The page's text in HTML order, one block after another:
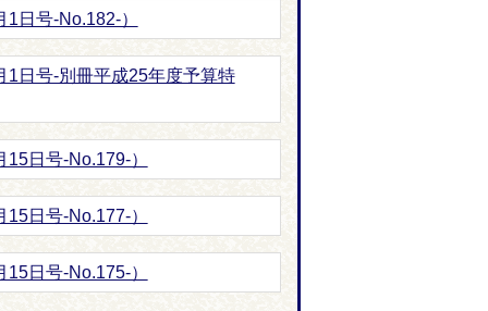
日号-No.182-）
1日号-別冊平成25年度予算特
日号-No.179-）
日号-No.177-）
日号-No.175-）